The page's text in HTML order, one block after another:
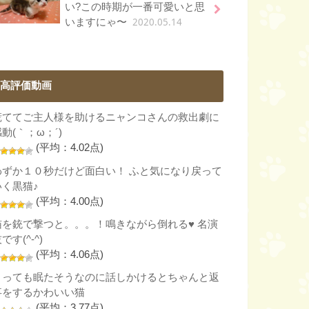
い?この時期が一番可愛いと思
いますにゃ〜 2020.05.14
高評価動画
ててご主人様を助けるニャンコさんの救出劇に
動(｀；ω；´)
(平均：4.02点)
ずか１０秒だけど面白い！ ふと気になり戻って
黒猫♪
(平均：4.00点)
を銃で撃つと。。。！鳴きながら倒れる♥ 名演
です(^-^)
(平均：4.06点)
っても眠たそうなのに話しかけるとちゃんと返
をするかわいい猫